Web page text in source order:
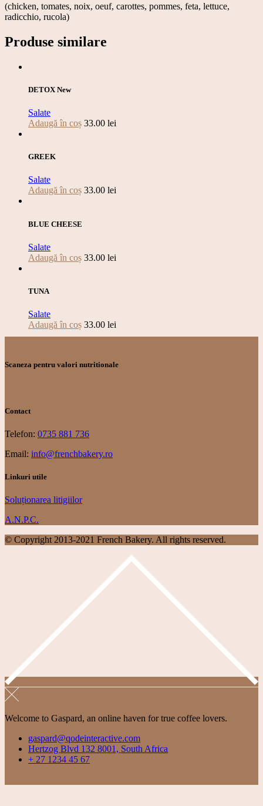
(chicken, tomates, noix, oeuf, carottes, pommes, feta, lettuce,
radicchio, rucola)
Produse similare
DETOX New
Salate
Adaugă în coș 33.00 lei
GREEK
Salate
Adaugă în coș 33.00 lei
BLUE CHEESE
Salate
Adaugă în coș 33.00 lei
TUNA
Salate
Adaugă în coș 33.00 lei
Scaneza pentru valori nutritionale
Contact
Telefon: 0735 881 736
Email: info@frenchbakery.ro
Linkuri utile
Soluționarea litigiilor
A.N.P.C.
© Copyright 2013-2021 French Bakery. All rights reserved.
Welcome to Gaspard, an online haven for true coffee lovers.
gaspard@qodeinteractive.com
Hertzog Blvd 132 8001, South Africa
+ 27 1234 45 67